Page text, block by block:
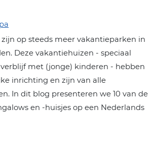
op steeds meer vakantieparken in
Deze vakantiehuizen - speciaal
met (jonge) kinderen - hebben
inrichting en zijn van alle
In dit blog presenteren we 10 van de
en -huisjes op een Nederlands